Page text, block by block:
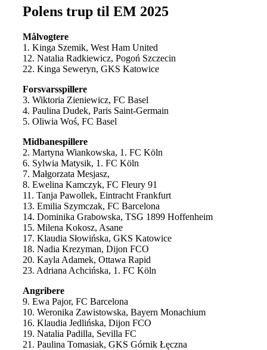
Polens trup til EM 2025
Målvogtere
1. Kinga Szemik, West Ham United
12. Natalia Radkiewicz, Pogoń Szczecin
22. Kinga Seweryn, GKS Katowice
Forsvarsspillere
3. Wiktoria Zieniewicz, FC Basel
4. Paulina Dudek, Paris Saint-Germain
5. Oliwia Woś, FC Basel
Midbanespillere
2. Martyna Wiankowska, 1. FC Köln
6. Sylwia Matysik, 1. FC Köln
7. Małgorzata Mesjasz,
8. Ewelina Kamczyk, FC Fleury 91
11. Tanja Pawollek, Eintracht Frankfurt
13. Emilia Szymczak, FC Barcelona
14. Dominika Grabowska, TSG 1899 Hoffenheim
15. Milena Kokosz, Asane
17. Klaudia Słowińska, GKS Katowice
18. Nadia Krezyman, Dijon FCO
20. Kayla Adamek, Ottawa Rapid
23. Adriana Achcińska, 1. FC Köln
Angribere
9. Ewa Pajor, FC Barcelona
10. Weronika Zawistowska, Bayern Monachium
16. Klaudia Jedlińska, Dijon FCO
19. Natalia Padilla, Sevilla FC
21. Paulina Tomasiak, GKS Górnik Łęczna